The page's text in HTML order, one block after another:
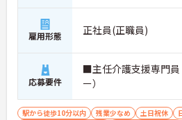
雇用形態 正社員(正職員)
応募要件
■主任介護支援専門員
ー）
駅から徒歩10分以内 残業少なめ 土日祝休